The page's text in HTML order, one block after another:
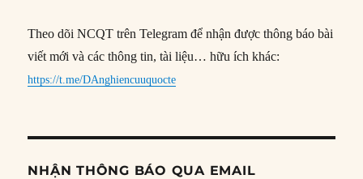
Theo dõi NCQT trên Telegram để nhận được thông báo bài
viết mới và các thông tin, tài liệu… hữu ích khác:
https://t.me/DAnghiencuuquocte
NHẬN THÔNG BÁO QUA EMAIL